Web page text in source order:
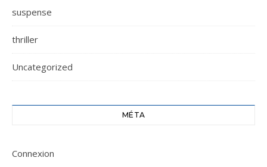
suspense
thriller
Uncategorized
MÉTA
Connexion